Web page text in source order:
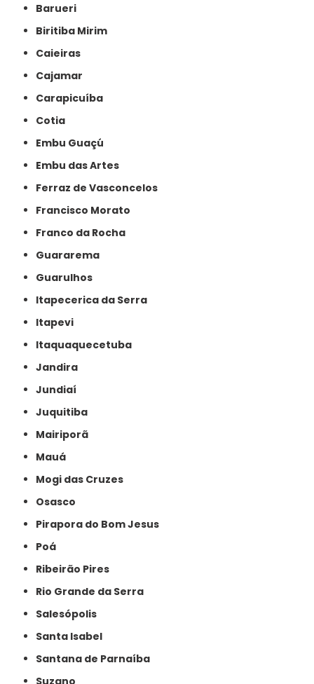
Barueri
Biritiba Mirim
Caieiras
Cajamar
Carapicuíba
Cotia
Embu Guaçú
Embu das Artes
Ferraz de Vasconcelos
Francisco Morato
Franco da Rocha
Guararema
Guarulhos
Itapecerica da Serra
Itapevi
Itaquaquecetuba
Jandira
Jundiaí
Juquitiba
Mairiporã
Mauá
Mogi das Cruzes
Osasco
Pirapora do Bom Jesus
Poá
Ribeirão Pires
Rio Grande da Serra
Salesópolis
Santa Isabel
Santana de Parnaíba
Suzano